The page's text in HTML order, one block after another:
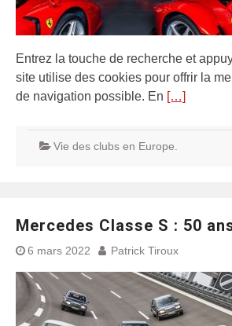
Entrez la touche de recherche et
site utilise des cookies pour offrir la
de navigation possible. En […]
Vie des clubs en Europe.
Mercedes Classe S : 50
6 mars 2022 Patrick Tiroux